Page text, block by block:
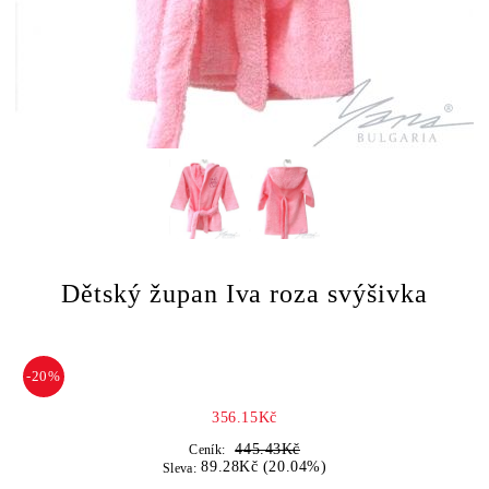
Dětský župan Iva roza svýšivka
-20%
356.15Kč
Ceník: 445.43Kč
Sleva: 89.28Kč (20.04%)